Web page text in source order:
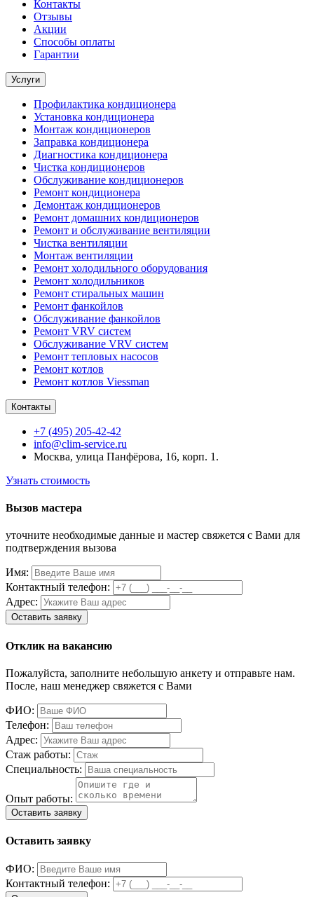
Контакты
Отзывы
Акции
Способы оплаты
Гарантии
Услуги
Профилактика кондиционера
Установка кондиционера
Монтаж кондиционеров
Заправка кондиционера
Диагностика кондиционера
Чистка кондиционеров
Обслуживание кондиционеров
Ремонт кондиционера
Демонтаж кондиционеров
Ремонт домашних кондиционеров
Ремонт и обслуживание вентиляции
Чистка вентиляции
Монтаж вентиляции
Ремонт холодильного оборудования
Ремонт холодильников
Ремонт стиральных машин
Ремонт фанкойлов
Обслуживание фанкойлов
Ремонт VRV систем
Обслуживание VRV систем
Ремонт тепловых насосов
Ремонт котлов
Ремонт котлов Viessman
Контакты
+7 (495) 205-42-42
info@clim-service.ru
Москва, улица Панфёрова, 16, корп. 1.
Узнать стоимость
Вызов мастера
уточните необходимые данные и мастер свяжется с Вами для
подтверждения вызова
Имя:
Контактный телефон:
Адрес:
Отклик на вакансию
Пожалуйста, заполните небольшую анкету и отправьте нам.
После, наш менеджер свяжется с Вами
ФИО:
Телефон:
Адрес:
Стаж работы:
Специальность:
Опыт работы:
Оставить заявку
ФИО:
Контактный телефон: